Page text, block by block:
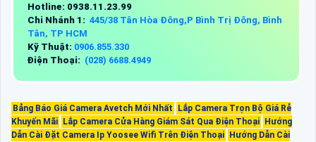
Hotline: 0938.11.23.99
Chi Nhánh 1: 445/38 Tân Hòa Đông,P Bình Trị Đông, Bình
Tân, TP HCM
Kỹ Thuật: 0906.855.330
Điện Thoại: (028) 6688.4949
Bảng Báo Giá Camera Avetch Mới Nhất
Lắp Camera Trọn Bộ Giá Rẻ
Khuyến Mãi Lắp Camera Cửa Hàng Giám Sát Qua Điện Thoại Hướng
Dẫn Cài Đặt Camera Ip Yoosee Wifi Trên Điện Thoại Hướng Dẫn Cài